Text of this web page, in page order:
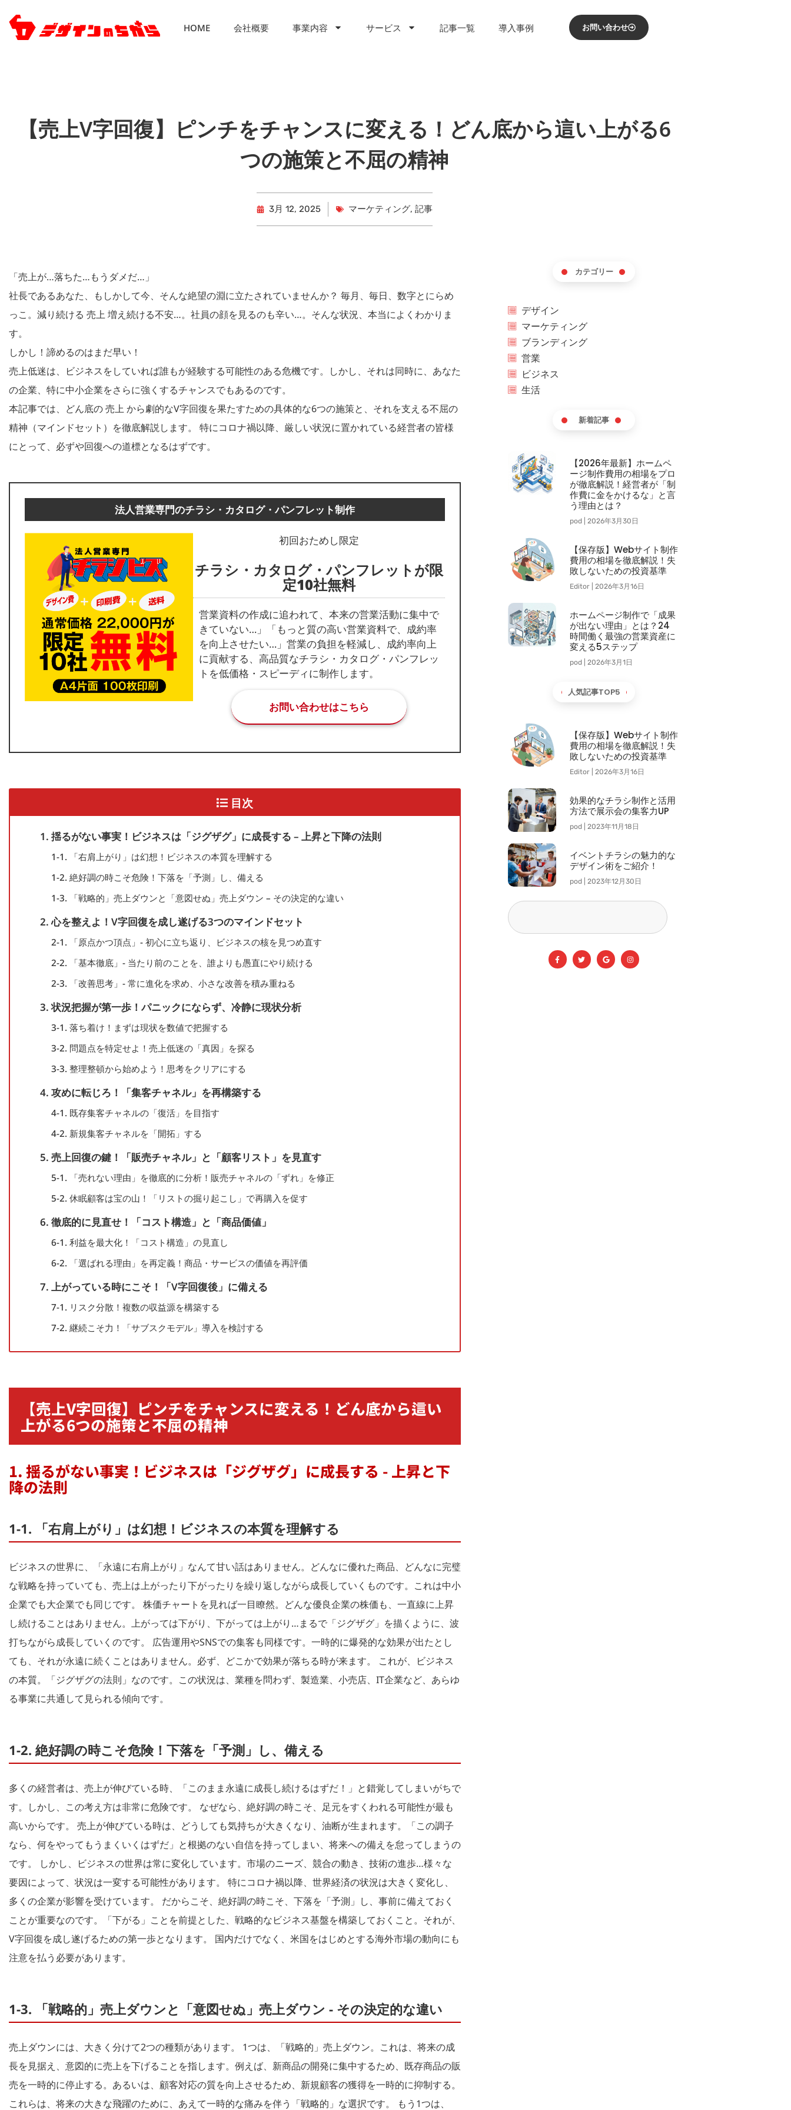
HOME 会社概要 事業内容 サービス 記事一覧 導入事例 お問い合わせ
【売上V字回復】ピンチをチャンスに変える！どん底から這い上がる6
つの施策と不屈の精神
3月 12, 2025 マーケティング, 記事
「売上が…落ちた…もうダメだ…」
社長であるあなた、もしかして今、そんな絶望の淵に立たされていませんか？ 毎月、毎日、数字とにらめ
っこ。減り続ける 売上 増え続ける不安…。社員の顔を見るのも辛い…。そんな状況、本当によくわかりま
す。
しかし！諦めるのはまだ早い！
売上低迷は、ビジネスをしていれば誰もが経験する可能性のある危機です。しかし、それは同時に、あなた
の企業、特に中小企業をさらに強くするチャンスでもあるのです。
本記事では、どん底の 売上 から劇的なV字回復を果たすための具体的な6つの施策と、それを支える不屈の
精神（マインドセット）を徹底解説します。 特にコロナ禍以降、厳しい状況に置かれている経営者の皆様
にとって、必ずや回復への道標となるはずです。
法人営業専門のチラシ・カタログ・パンフレット制作
初回おためし限定
チラシ・カタログ・パンフレットが限
定10社無料
営業資料の作成に追われて、本来の営業活動に集中で
きていない…」「もっと質の高い営業資料で、成約率
を向上させたい…」営業の負担を軽減し、成約率向上
に貢献する、高品質なチラシ・カタログ・パンフレッ
トを低価格・スピーディに制作します。
お問い合わせはこちら
目次
1. 揺るがない事実！ビジネスは「ジグザグ」に成長する – 上昇と下降の法則
1-1. 「右肩上がり」は幻想！ビジネスの本質を理解する
1-2. 絶好調の時こそ危険！下落を「予測」し、備える
1-3. 「戦略的」売上ダウンと「意図せぬ」売上ダウン – その決定的な違い
2. 心を整えよ！V字回復を成し遂げる3つのマインドセット
2-1. 「原点かつ頂点」- 初心に立ち返り、ビジネスの核を見つめ直す
2-2. 「基本徹底」- 当たり前のことを、誰よりも愚直にやり続ける
2-3. 「改善思考」- 常に進化を求め、小さな改善を積み重ねる
3. 状況把握が第一歩！パニックにならず、冷静に現状分析
3-1. 落ち着け！まずは現状を数値で把握する
3-2. 問題点を特定せよ！売上低迷の「真因」を探る
3-3. 整理整頓から始めよう！思考をクリアにする
4. 攻めに転じろ！「集客チャネル」を再構築する
4-1. 既存集客チャネルの「復活」を目指す
4-2. 新規集客チャネルを「開拓」する
5. 売上回復の鍵！「販売チャネル」と「顧客リスト」を見直す
5-1. 「売れない理由」を徹底的に分析！販売チャネルの「ずれ」を修正
5-2. 休眠顧客は宝の山！「リストの掘り起こし」で再購入を促す
6. 徹底的に見直せ！「コスト構造」と「商品価値」
6-1. 利益を最大化！「コスト構造」の見直し
6-2. 「選ばれる理由」を再定義！商品・サービスの価値を再評価
7. 上がっている時にこそ！「V字回復後」に備える
7-1. リスク分散！複数の収益源を構築する
7-2. 継続こそ力！「サブスクモデル」導入を検討する
【売上V字回復】ピンチをチャンスに変える！どん底から這い
上がる6つの施策と不屈の精神
1. 揺るがない事実！ビジネスは「ジグザグ」に成長する - 上昇と下
降の法則
1-1. 「右肩上がり」は幻想！ビジネスの本質を理解する
ビジネスの世界に、「永遠に右肩上がり」なんて甘い話はありません。どんなに優れた商品、どんなに完璧
な戦略を持っていても、売上は上がったり下がったりを繰り返しながら成長していくものです。これは中小
企業でも大企業でも同じです。 株価チャートを見れば一目瞭然。どんな優良企業の株価も、一直線に上昇
し続けることはありません。上がっては下がり、下がっては上がり…まるで「ジグザグ」を描くように、波
打ちながら成長していくのです。 広告運用やSNSでの集客も同様です。一時的に爆発的な効果が出たとし
ても、それが永遠に続くことはありません。必ず、どこかで効果が落ちる時が来ます。 これが、ビジネス
の本質。「ジグザグの法則」なのです。この状況は、業種を問わず、製造業、小売店、IT企業など、あらゆ
る事業に共通して見られる傾向です。
1-2. 絶好調の時こそ危険！下落を「予測」し、備える
多くの経営者は、売上が伸びている時、「このまま永遠に成長し続けるはずだ！」と錯覚してしまいがちで
す。しかし、この考え方は非常に危険です。 なぜなら、絶好調の時こそ、足元をすくわれる可能性が最も
高いからです。 売上が伸びている時は、どうしても気持ちが大きくなり、油断が生まれます。「この調子
なら、何をやってもうまくいくはずだ」と根拠のない自信を持ってしまい、将来への備えを怠ってしまうの
です。 しかし、ビジネスの世界は常に変化しています。市場のニーズ、競合の動き、技術の進歩…様々な
要因によって、状況は一変する可能性があります。 特にコロナ禍以降、世界経済の状況は大きく変化し、
多くの企業が影響を受けています。 だからこそ、絶好調の時こそ、下落を「予測」し、事前に備えておく
ことが重要なのです。「下がる」ことを前提とした、戦略的なビジネス基盤を構築しておくこと。それが、
V字回復を成し遂げるための第一歩となります。 国内だけでなく、米国をはじめとする海外市場の動向にも
注意を払う必要があります。
1-3. 「戦略的」売上ダウンと「意図せぬ」売上ダウン - その決定的な違い
売上ダウンには、大きく分けて2つの種類があります。 1つは、「戦略的」売上ダウン。これは、将来の成
長を見据え、意図的に売上を下げることを指します。例えば、新商品の開発に集中するため、既存商品の販
売を一時的に停止する。あるいは、顧客対応の質を向上させるため、新規顧客の獲得を一時的に抑制する。
これらは、将来の大きな飛躍のために、あえて一時的な痛みを伴う「戦略的」な選択です。 もう1つは、
カテゴリー
デザイン
マーケティング
ブランディング
営業
ビジネス
生活
新着記事
【2026年最新】ホームペ
ージ制作費用の相場をプロ
が徹底解説！経営者が「制
作費に金をかけるな」と言
う理由とは？
pod 2026年3月30日
【保存版】Webサイト制作
費用の相場を徹底解説！失
敗しないための投資基準
Editor 2026年3月16日
ホームページ制作で「成果
が出ない理由」とは？24
時間働く最強の営業資産に
変える5ステップ
pod 2026年3月1日
人気記事TOP5
【保存版】Webサイト制作
費用の相場を徹底解説！失
敗しないための投資基準
Editor 2026年3月16日
効果的なチラシ制作と活用
方法で展示会の集客力UP
pod 2023年11月18日
イベントチラシの魅力的な
デザイン術をご紹介！
pod 2023年12月30日